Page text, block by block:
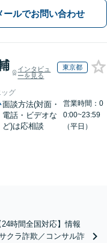
ールでお問い合わせ
インタビュ
ーを見る
東京都
グ
面談方法(対面・
電話・ビデオな
ど)は応相談
営業時間：0
0:00~23:59
（平日）
時間全国対応】情報
クラ詐欺／コンサル詐